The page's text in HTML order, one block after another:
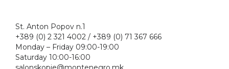
St. Anton Popov n.1
+389 (0) 2 321 4002 / +389 (0) 71 367 666
Monday – Friday 09:00-19:00
Saturday 10:00-16:00